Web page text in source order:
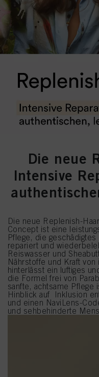
Die neue
Intensive
Die neue Replenish-
Concept ist eine
Pflege, die geschädigtes
repariert und
Reiswasser und
Nährstoffe und Kraft
hinterlässt ein luftiges
die Formel frei von
sanfte, achtsame Pflege
Hinblick auf Inklusion
und einen NaviLens-
und sehbehinderte